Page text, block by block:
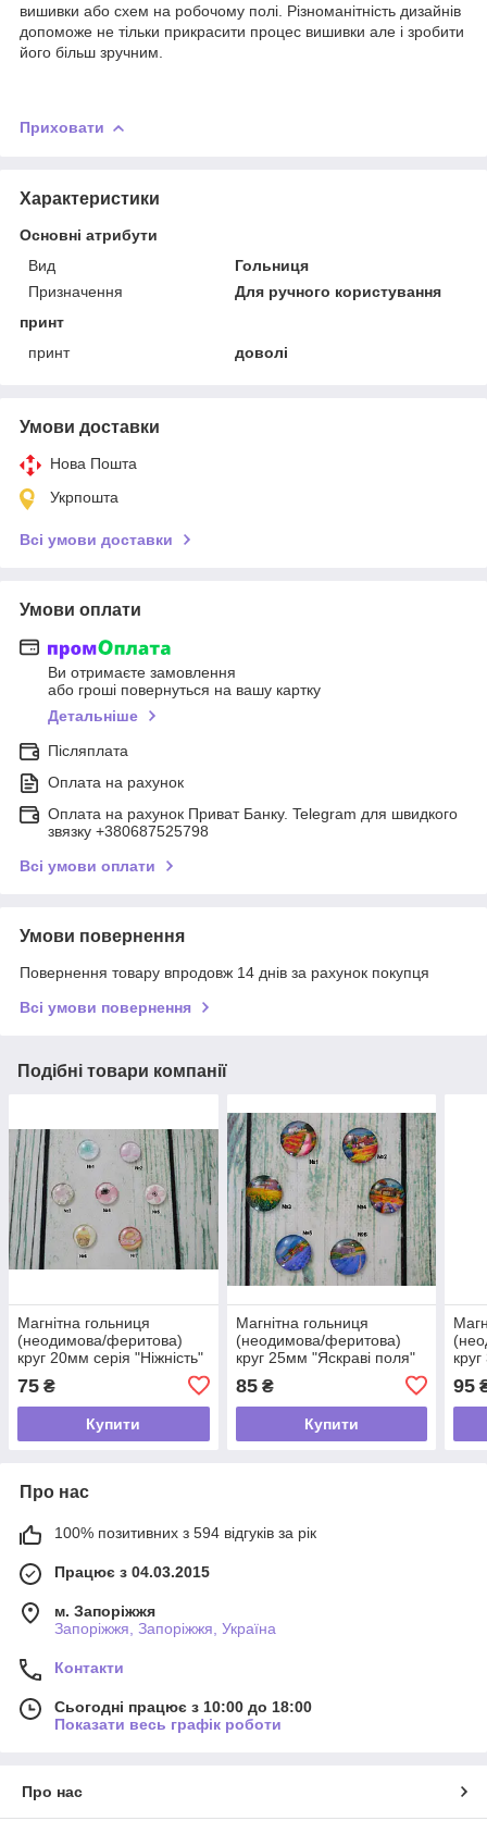
вишивки або схем на робочому полі. Різноманітність дизайнів
допоможе не тільки прикрасити процес вишивки але і зробити
його більш зручним.
Приховати
Характеристики
Основні атрибути
Вид
Гольниця
Призначення
Для ручного користування
принт
принт
доволі
Умови доставки
Нова Пошта
Укрпошта
Всі умови доставки
Умови оплати
Ви отримаєте замовлення
або гроші повернуться на вашу картку
Детальніше
Післяплата
Оплата на рахунок
Оплата на рахунок Приват Банку. Telegram для швидкого
звязку +380687525798
Всі умови оплати
Умови повернення
Повернення товару впродовж 14 днів за рахунок покупця
Всі умови повернення
Подібні товари компанії
Магнітна гольниця
(неодимова/феритова)
круг 20мм серія "Ніжність"
75 ₴
Купити
Магнітна гольниця
(неодимова/феритова)
круг 25мм "Яскраві поля"
85₴
Купити
95
Про нас
100% позитивних з 594 відгуків за рік
Працює з 04.03.2015
м. Запоріжжя
Запоріжжя, Запоріжжя, Україна
Контакти
Сьогодні працює з 10:00 до 18:00
Показати весь графік роботи
Про нас